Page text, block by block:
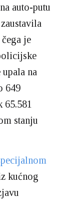
auto-putu
je
na
649
stanju
kućnog